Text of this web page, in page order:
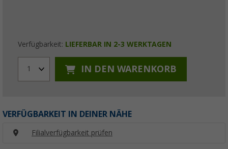
Verfügbarkeit: LIEFERBAR IN 2-3 WERKTAGEN
1 IN DEN WARENKORB
VERFÜGBARKEIT IN DEINER NÄHE
Filialverfügbarkeit prüfen